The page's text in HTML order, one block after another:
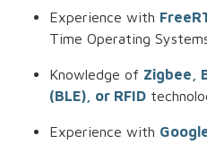
Experience with
Time Operating
Knowledge of Zigbee,
(BLE), or RFID
Experience with